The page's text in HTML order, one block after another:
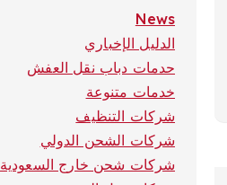
News
الدليل الإخباري
حدمات دباب نقل العفش
خدمات متنوعة
شركات التنظيف
شركات الشحن الدولي
شركات شحن خارج السعودية